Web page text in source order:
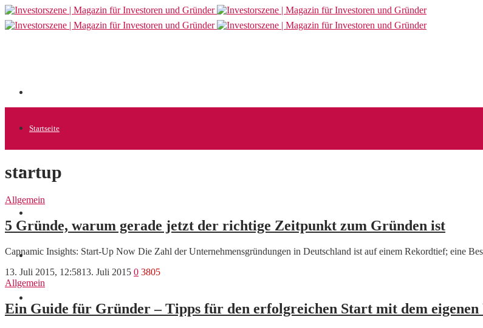
Startseite
Allgemein
News
startup
Allgemein
5 Gründe, warum gerade jetzt der richtige Zeitpunkt zum Gründen ist
Capnamic Insights: Start-Up Now Die Zahl der Unternehmensgründungen in Deutschland ist auf einem Rekordtief; eine
13. Juli 2015, 12:5813. Juli 2015 0 3805
Allgemein
Ein Guide für Gründer – Tipps für den erfolgreichen Start mit dem eigenen